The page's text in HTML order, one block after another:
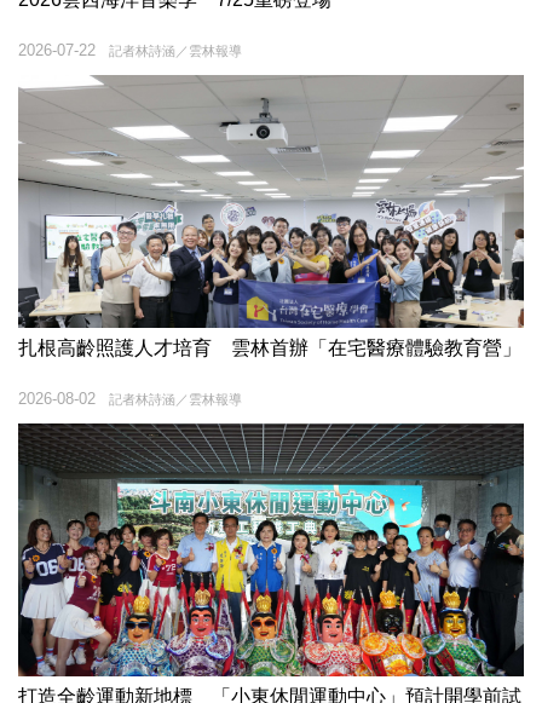
記者林詩涵／雲林報導
2026-07-22
扎根高齡照護人才培育 雲林首辦「在宅醫療體驗教育營」
記者林詩涵／雲林報導
2026-08-02
打造全齡運動新地標 「小東休閒運動中心」預計開學前試